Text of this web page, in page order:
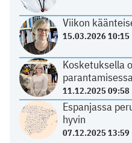
Viikon
15.03.2026 10:15
Kosketuksella
11.12.2025 09:58
Espanjassa
hyvin
07.12.2025 13:59